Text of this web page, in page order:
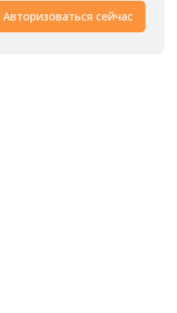
Авторизоваться сейчас